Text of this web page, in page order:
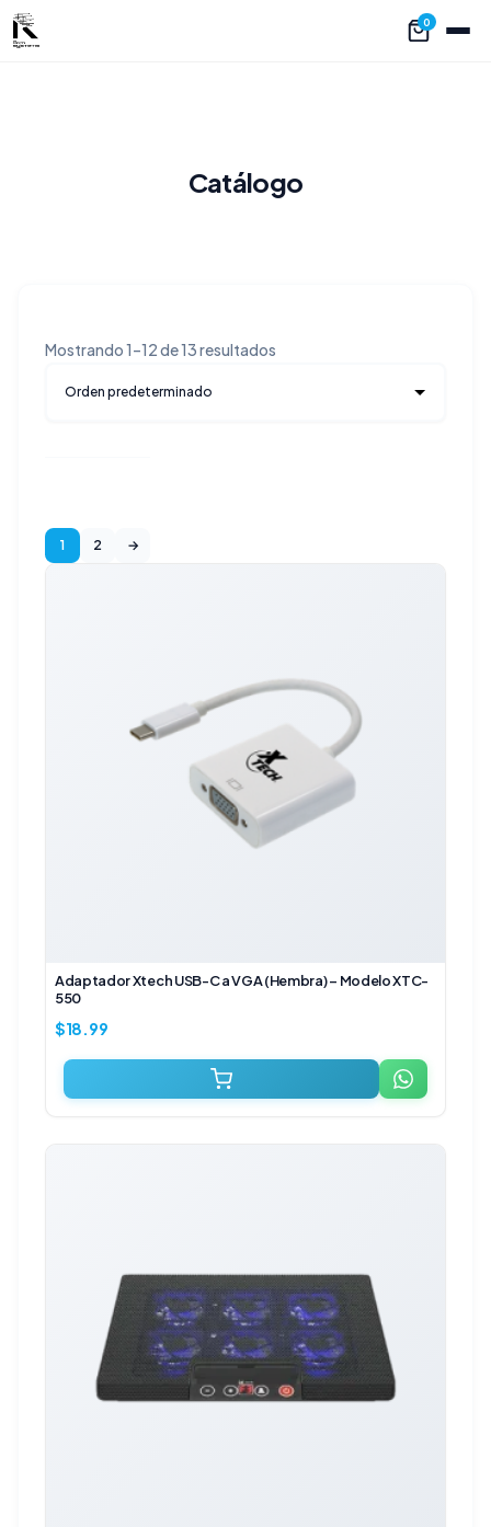
0
Catálogo
Mostrando 1–12 de 13 resultados
Adaptador Xtech USB-C a VGA (Hembra) – Modelo XTC-
550
$18.99
1 2 →